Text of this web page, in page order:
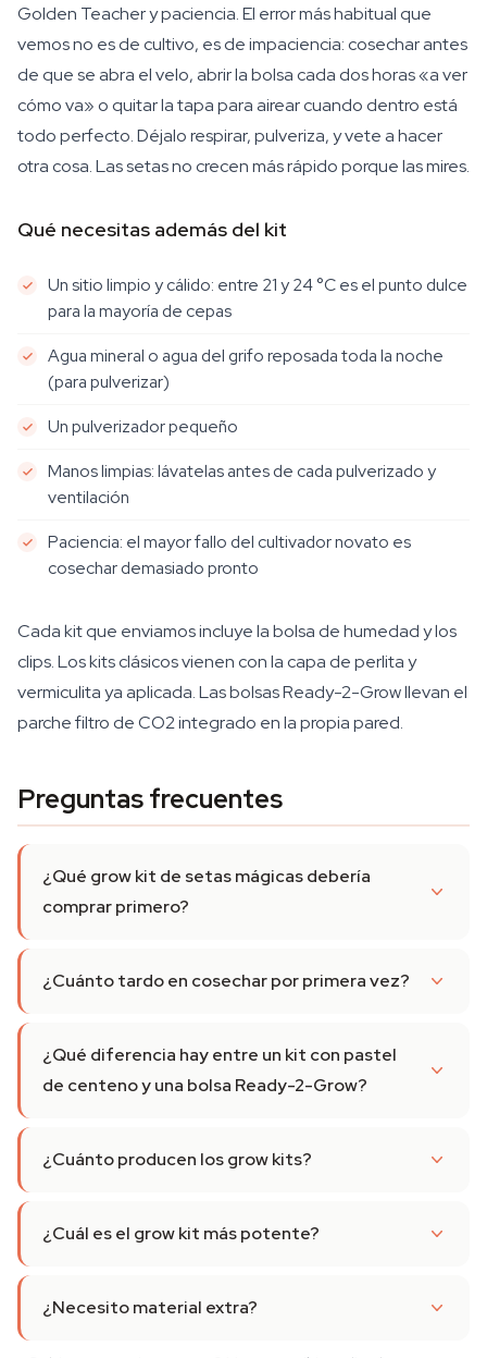
Golden Teacher y paciencia. El error más habitual que
vemos no es de cultivo, es de impaciencia: cosechar antes
de que se abra el velo, abrir la bolsa cada dos horas «a ver
cómo va» o quitar la tapa para airear cuando dentro está
todo perfecto. Déjalo respirar, pulveriza, y vete a hacer
otra cosa. Las setas no crecen más rápido porque las mires.
Qué necesitas además del kit
Un sitio limpio y cálido: entre 21 y 24 °C es el punto dulce
para la mayoría de cepas
Agua mineral o agua del grifo reposada toda la noche
(para pulverizar)
Un pulverizador pequeño
Manos limpias: lávatelas antes de cada pulverizado y
ventilación
Paciencia: el mayor fallo del cultivador novato es
cosechar demasiado pronto
Cada kit que enviamos incluye la bolsa de humedad y los
clips. Los kits clásicos vienen con la capa de perlita y
vermiculita ya aplicada. Las bolsas Ready-2-Grow llevan el
parche filtro de CO2 integrado en la propia pared.
Preguntas frecuentes
¿Qué grow kit de setas mágicas debería
comprar primero?
¿Cuánto tardo en cosechar por primera vez?
¿Qué diferencia hay entre un kit con pastel
de centeno y una bolsa Ready-2-Grow?
¿Cuánto producen los grow kits?
¿Cuál es el grow kit más potente?
¿Necesito material extra?